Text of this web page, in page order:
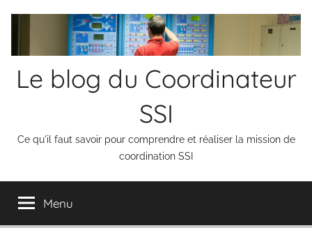
Le blog du Coordinateur
SSI
Ce qu'il faut savoir pour comprendre et réaliser la mission de
coordination SSI
Menu